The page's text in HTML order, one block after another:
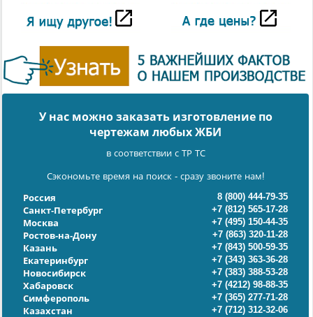
У нас можно заказать изготовление по
чертежам любых ЖБИ
в соответствии с ТР ТС
Сэкономьте время на поиск - сразу звоните нам!
Россия
8 (800) 444-79-35
Санкт-Петербург
+7 (812) 565-17-28
Москва
+7 (495) 150-44-35
Ростов-на-Дону
+7 (863) 320-11-28
Казань
+7 (843) 500-59-35
Екатеринбург
+7 (343) 363-36-28
Новосибирск
+7 (383) 388-53-28
Хабаровск
+7 (4212) 98-88-35
Симферополь
+7 (365) 277-71-28
Казахстан
+7 (712) 312-32-06